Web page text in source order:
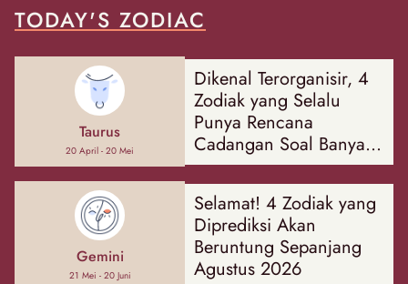
TODAY'S ZODIAC
Taurus
20 April - 20 Mei
Dikenal Terorganisir, 4
Zodiak yang Selalu
Punya Rencana
Cadangan Soal Banyak
Hal
Gemini
21 Mei - 20 Juni
Selamat! 4 Zodiak yang
Diprediksi Akan
Beruntung Sepanjang
Agustus 2026